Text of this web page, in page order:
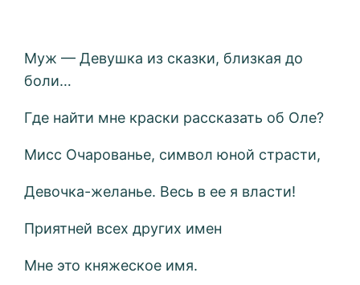
Муж — Девушка из сказки, близкая до
боли…
Где найти мне краски рассказать об Оле?
Мисс Очарованье, символ юной страсти,
Девочка-желанье. Весь в ее я власти!
Приятней всех других имен
Мне это княжеское имя.